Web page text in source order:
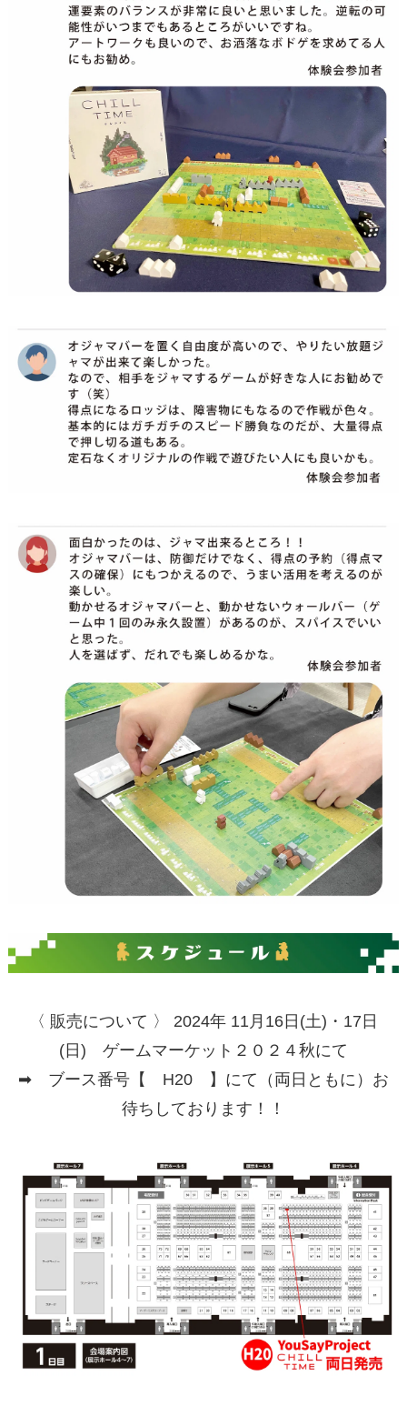
〈 販売について 〉 2024年 11月16日(土)・17日
(日) ゲームマーケット２０２４秋にて
➡ ブース番号【 H20 】にて（両日ともに）お
待ちしております！！